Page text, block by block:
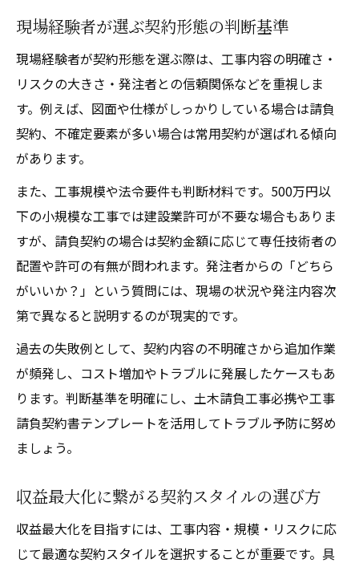
現場経験者が選ぶ契約形態の判断基準
現場経験者が契約形態を選ぶ際は、工事内容の明確さ・
リスクの大きさ・発注者との信頼関係などを重視しま
す。例えば、図面や仕様がしっかりしている場合は請負
契約、不確定要素が多い場合は常用契約が選ばれる傾向
があります。
また、工事規模や法令要件も判断材料です。500万円以
下の小規模な工事では建設業許可が不要な場合もありま
すが、請負契約の場合は契約金額に応じて専任技術者の
配置や許可の有無が問われます。発注者からの「どちら
がいいか？」という質問には、現場の状況や発注内容次
第で異なると説明するのが現実的です。
過去の失敗例として、契約内容の不明確さから追加作業
が頻発し、コスト増加やトラブルに発展したケースもあ
ります。判断基準を明確にし、土木請負工事必携や工事
請負契約書テンプレートを活用してトラブル予防に努め
ましょう。
収益最大化に繋がる契約スタイルの選び方
収益最大化を目指すには、工事内容・規模・リスクに応
じて最適な契約スタイルを選択することが重要です。具